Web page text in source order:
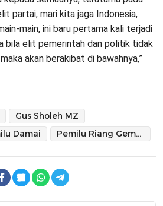
partai, mari kita jaga Indonesia,
main, ini baru pertama kali terjadi
bila elit pemerintah dan politik tidak
akan berakibat di bawahnya,”
Gus Sholeh MZ
Damai Pemilu Riang Gembira